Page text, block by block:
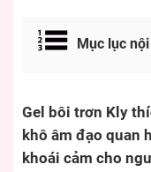
Mục lục
Gel bôi trơn Kly
khô âm đạo quan
khoái cảm cho